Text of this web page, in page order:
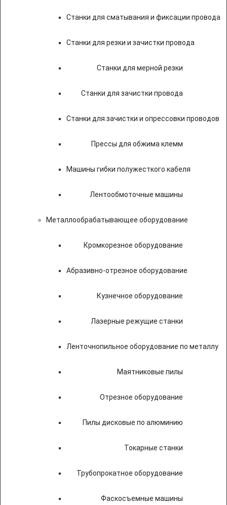
Станки для сматывания и фиксации провода
Станки для резки и зачистки провода
Станки для мерной резки
Станки для зачистки провода
Станки для зачистки и опрессовки проводов
Прессы для обжима клемм
Машины гибки полужесткого кабеля
Лентообмоточные машины
Металлообрабатывающее оборудование
Кромкорезное оборудование
Абразивно-отрезное оборудование
Кузнечное оборудование
Лазерные режущие станки
Ленточнопильное оборудование по металлу
Маятниковые пилы
Отрезное оборудование
Пилы дисковые по алюминию
Токарные станки
Трубопрокатное оборудование
Фаскосъемные машины